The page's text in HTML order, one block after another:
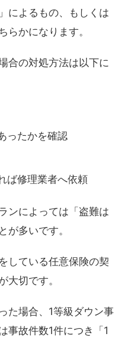
によるもの、もしくは
らかになります。
合の対処方法は以下に
ったかを確認
ば修理業者へ依頼
ンによっては「盗難は
が多いです。
している任意保険の契
大切です。
た場合、1等級ダウン事
事故件数1件につき「1